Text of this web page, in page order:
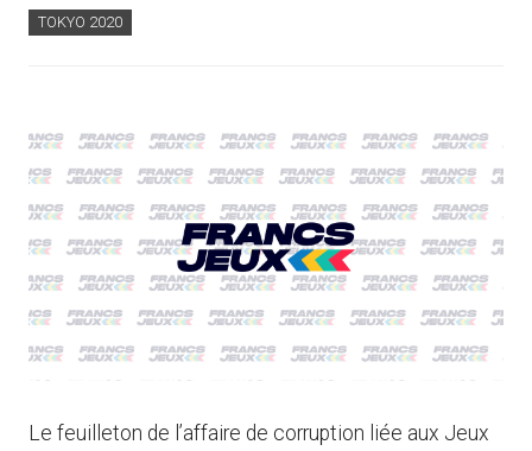
TOKYO 2020
Le feuilleton de l’affaire de corruption liée aux Jeux